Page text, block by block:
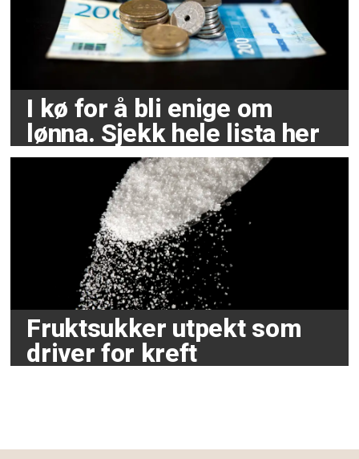
I kø for å bli enige om
lønna. Sjekk hele lista her
Fruktsukker utpekt som
driver for kreft